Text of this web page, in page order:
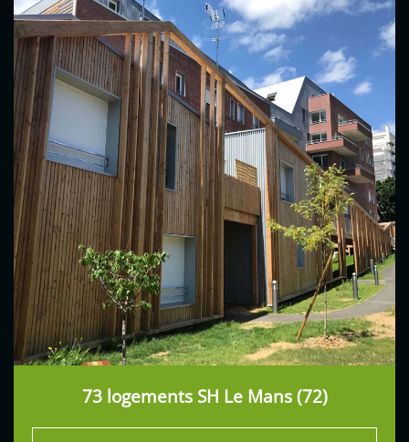
73 logements SH Le Mans (72)